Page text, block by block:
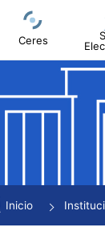
Ceres
Mostrar/
Mostrar/
Inicio